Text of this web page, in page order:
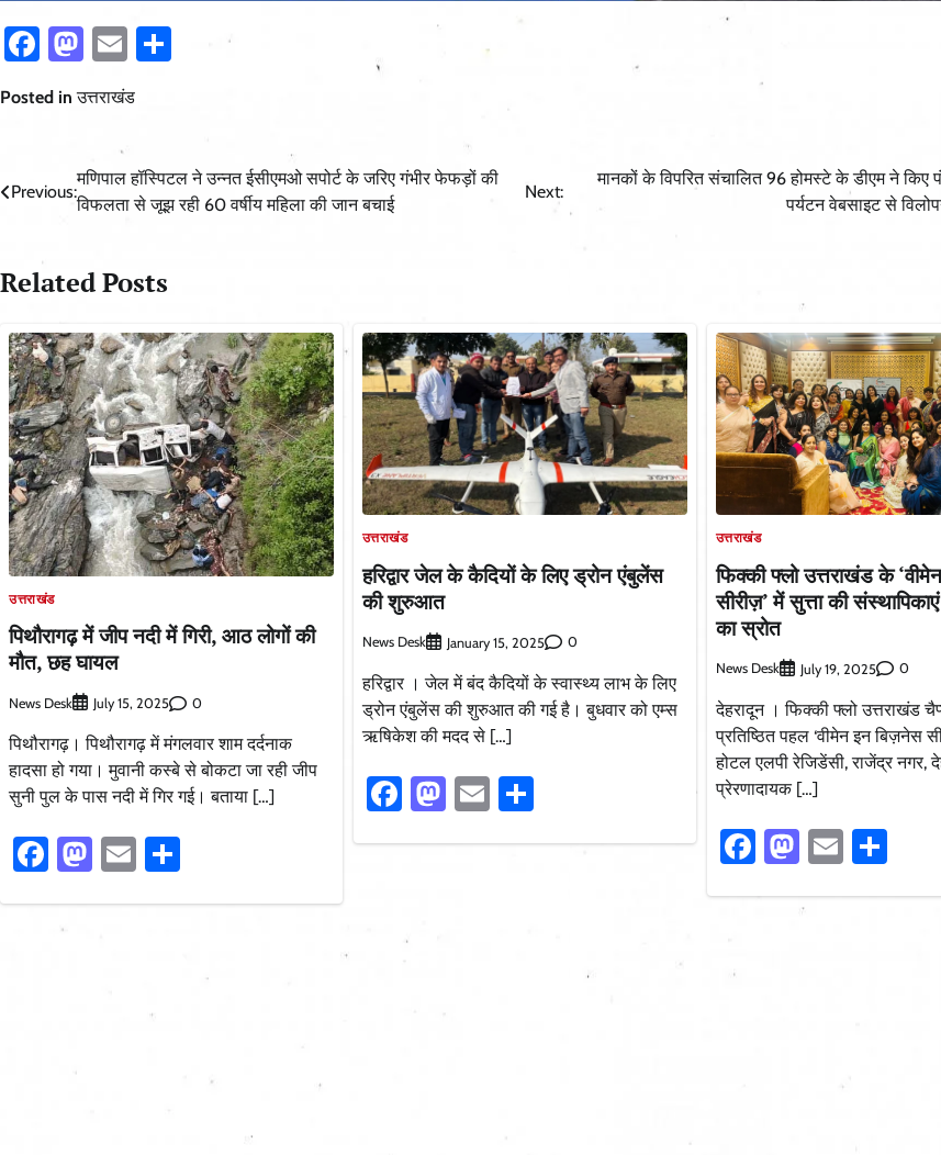
Facebook
Mastodon
EmailShare
Posted inउत्तराखंड
Post
Previous:
मणिपाल हॉस्पिटल ने उन्नत ईसीएमओ सपोर्ट के जरिए गंभीर फेफड़ों की
विफलता से जूझ रही 60 वर्षीय महिला की जान बचाई
Next:
मानकों के विपरित संचालित 96 होमस्टे के डीएम ने किए
पर्यटन वेबसाइट से
Related Posts
उत्तराखंड
पिथौरागढ़ में जीप नदी में गिरी, आठ लोगों की
मौत, छह घायल
News Desk July 15, 2025 0
पिथौरागढ़। पिथौरागढ़ में मंगलवार शाम दर्दनाक
हादसा हो गया। मुवानी कस्बे से बोकटा जा रही जीप
सुनी पुल के पास नदी में गिर गई। बताया […]
Facebook
Mastodon
Email
उत्तराखंड
हरिद्वार जेल के कैदियों के लिए ड्रोन एंबुलेंस
की शुरुआत
News Desk January 15, 2025 0
हरिद्वार । जेल में बंद कैदियों के स्वास्थ्य लाभ के लिए
ड्रोन एंबुलेंस की शुरुआत की गई है। बुधवार को एम्स
ऋषिकेश की मदद से […]
Facebook
Mastodon
EmailShare
उत्तराखंड
फिक्की फ्लो उत्तराखंड के
सीरीज़’ में सुत्ता की
का स्रोत
News Desk July 19, 2025 0
देहरादून । फिक्की फ्लो उत्तराखंड
प्रतिष्ठित पहल ‘वीमेन इन बिज़नेस
होटल एलपी रेजिडेंसी, राजेंद्र नगर,
प्रेरणादायक […]
Facebook
Mastodon
Email